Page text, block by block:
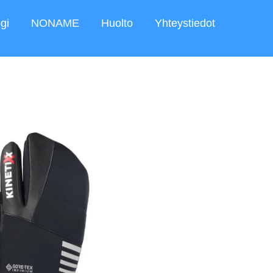
NONAME Huolto Yhteystiedot